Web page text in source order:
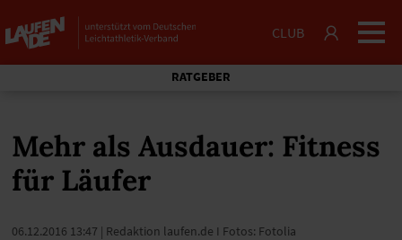
CLUB
RATGEBER
Mehr als Ausdauer: Fitness
für Läufer
06.12.2016 13:47 | Redaktion laufen.de I Fotos: Fotolia